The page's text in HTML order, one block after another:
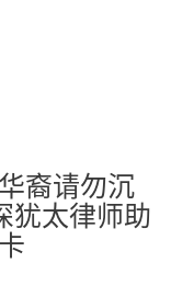
裔请勿沉
犹太律师助